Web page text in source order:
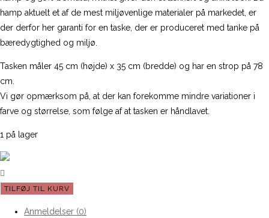
hamp aktuelt et af de mest miljøvenlige materialer på markedet, er
der derfor her garanti for en taske, der er produceret med tanke på
bæredygtighed og miljø.
Tasken måler 45 cm (højde) x 35 cm (bredde) og har en strop på 78
cm.
Vi gør opmærksom på, at der kan forekomme mindre variationer i
farve og størrelse, som følge af at tasken er håndlavet.
1 på lager
Strandtaske
TILFØJ TIL KURV
Anmeldelser (0)